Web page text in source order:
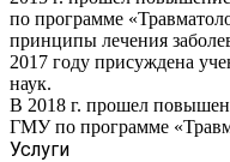
по программе
принципы лечения
2017 году присуждена
наук.
В 2018 г. прошел
ГМУ по программе
Услуги